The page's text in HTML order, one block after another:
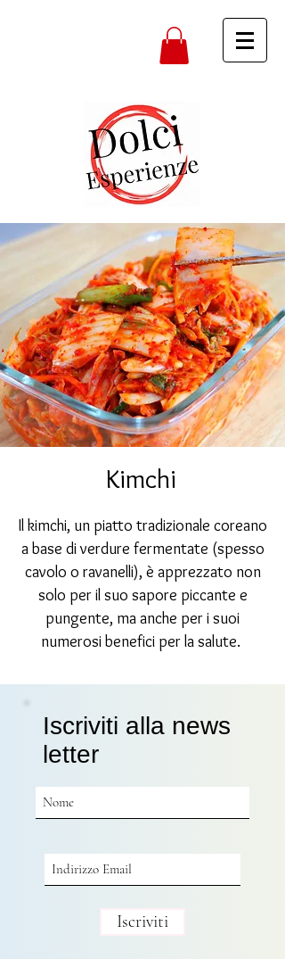
Kimchi
Il kimchi, un piatto tradizionale coreano
a base di verdure fermentate (spesso
cavolo o ravanelli), è apprezzato non
solo per il suo sapore piccante e
pungente, ma anche per i suoi
numerosi benefici per la salute.
Iscriviti alla news
letter
Iscriviti